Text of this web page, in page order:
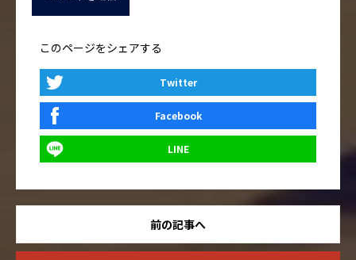
このページをシェアする
Twitter
Facebook
LINE
前の記事へ